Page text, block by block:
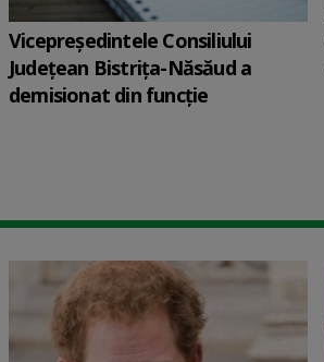
Vicepreşedintele Consiliului
Judeţean Bistriţa-Năsăud a
demisionat din funcție